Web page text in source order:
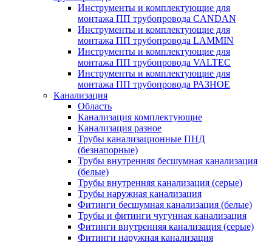
Инструменты и комплектующие для
монтажа ПП трубопровода CANDAN
Инструменты и комплектующие для
монтажа ПП трубопровода LAMMIN
Инструменты и комплектующие для
монтажа ПП трубопровода VALTEC
Инструменты и комплектующие для
монтажа ПП трубопровода РАЗНОЕ
Канализация
Область
Канализация комплектующие
Канализация разное
Трубы канализационные ПНД
(безнапорные)
Трубы внутренняя бесшумная канализация
(белые)
Трубы внутренняя канализация (серые)
Трубы наружная канализация
Фитинги бесшумная канализация (белые)
Трубы и фитинги чугунная канализация
Фитинги внутренняя канализация (серые)
Фитинги наружная канализация